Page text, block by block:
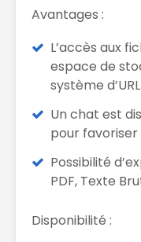
Avantages :
L’accès aux
espace de
système
Un chat est
pour favoriser
Possibilité
PDF, Texte
Disponibilité :